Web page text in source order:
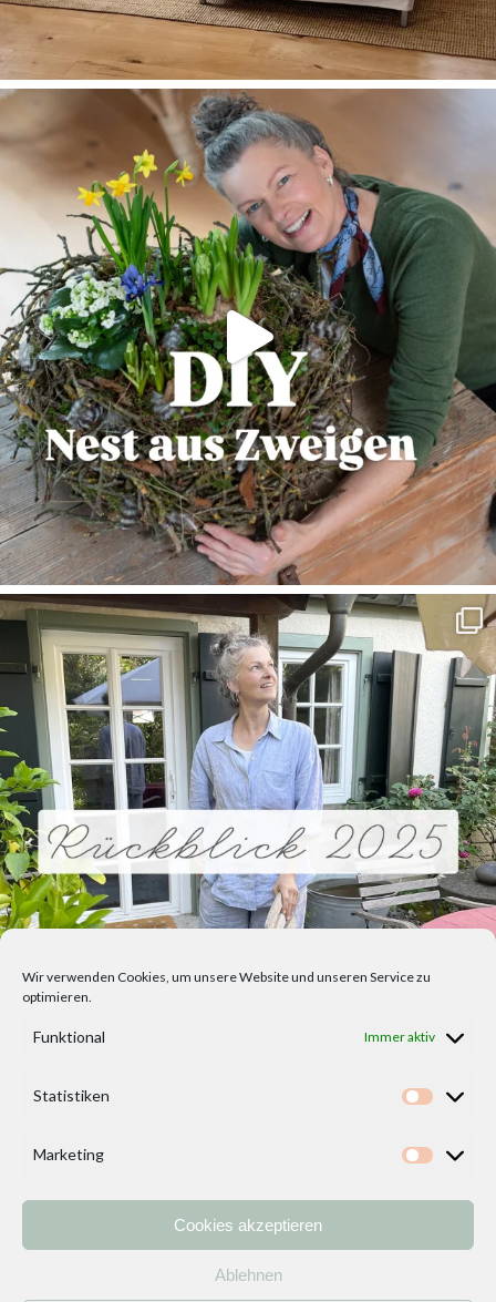
Wir verwenden Cookies, um unsere Website und unseren Service zu
optimieren.
Funktional Immer aktiv
Statistiken
Marketing
Cookies akzeptieren
Ablehnen
Kontakt